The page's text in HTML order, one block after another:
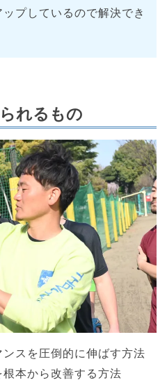
プしているので解決でき
れるもの
スを圧倒的に伸ばす方法
本から改善する方法